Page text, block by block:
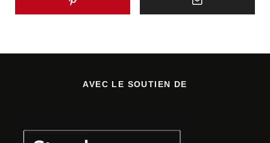
AVEC LE SOUTIEN DE